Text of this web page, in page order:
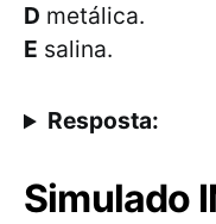
D metálica.
E salina.
Resposta:
Simulado